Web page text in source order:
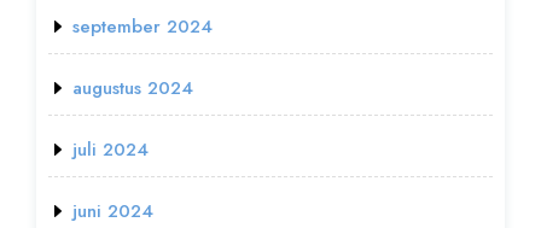
september 2024
augustus 2024
juli 2024
juni 2024